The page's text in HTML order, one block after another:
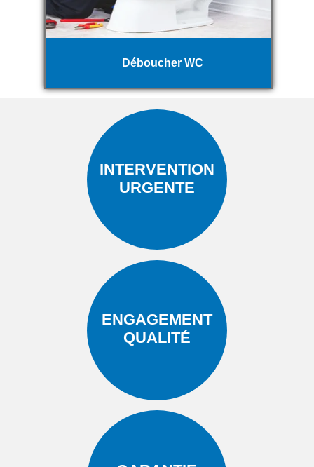
Déboucher WC
INTERVENTION
URGENTE
ENGAGEMENT
QUALITÉ